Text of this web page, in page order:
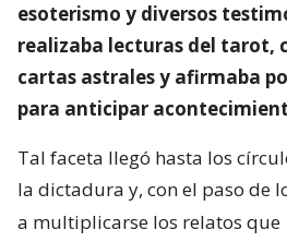
esoterismo y diversos
realizaba lecturas del tarot,
cartas astrales y afirmaba
para anticipar
Tal faceta llegó hasta los
la dictadura y, con el paso de
a multiplicarse los relatos que